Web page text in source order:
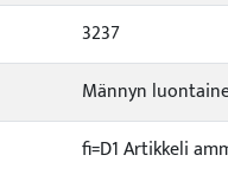
3237
Männyn
fi=D1 Artikkeli